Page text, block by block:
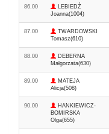
86.00
LEBIEDŹ
Joanna(1004)
87.00
TWARDOWSKI
Tomasz(610)
88.00
DEBERNA
Małgorzata(630)
89.00
MATEJA
Alicja(508)
90.00
HANKIEWICZ-
BOMIRSKA
Olga(655)